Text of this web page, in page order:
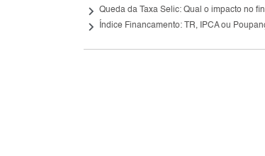
keyboard_arrow_right Queda da Taxa Selic: Qual o impacto no
keyboard_arrow_right Índice Financamento: TR, IPCA ou